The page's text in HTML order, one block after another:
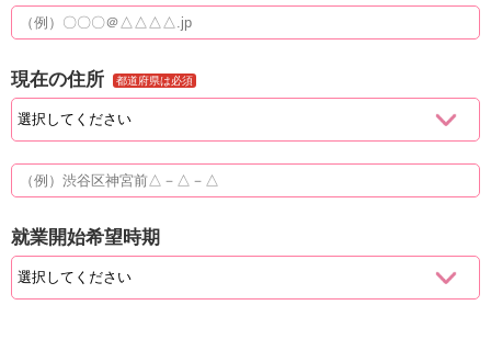
現在の住所 都道府県は必須
就業開始希望時期